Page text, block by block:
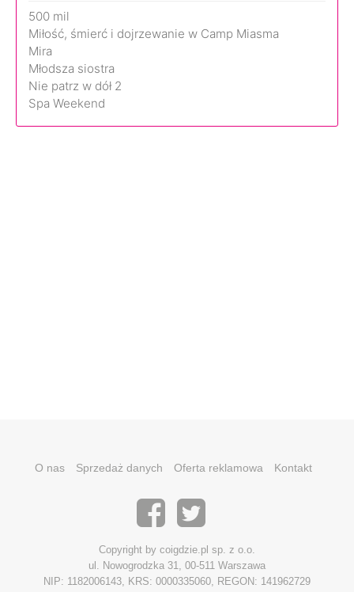
500 mil
Miłość, śmierć i dojrzewanie w Camp Miasma
Mira
Młodsza siostra
Nie patrz w dół 2
Spa Weekend
O nas Sprzedaż danych Oferta reklamowa Kontakt
Copyright by coigdzie.pl sp. z o.o.
ul. Nowogrodzka 31, 00-511 Warszawa
NIP: 1182006143, KRS: 0000335060, REGON: 141962729